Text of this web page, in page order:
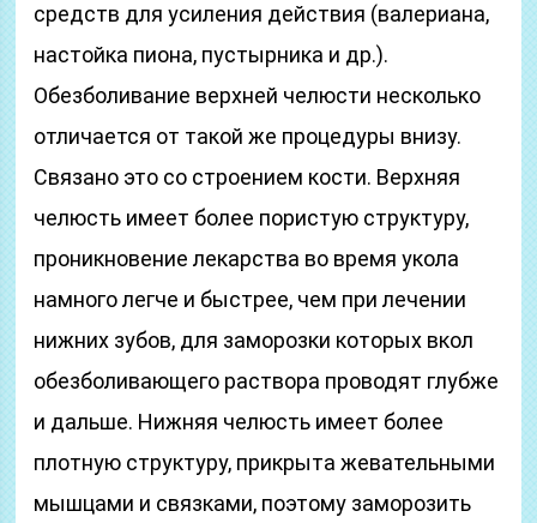
средств для усиления действия (валериана,
настойка пиона, пустырника и др.).
Обезболивание верхней челюсти несколько
отличается от такой же процедуры внизу.
Связано это со строением кости. Верхняя
челюсть имеет более пористую структуру,
проникновение лекарства во время укола
намного легче и быстрее, чем при лечении
нижних зубов, для заморозки которых вкол
обезболивающего раствора проводят глубже
и дальше. Нижняя челюсть имеет более
плотную структуру, прикрыта жевательными
мышцами и связками, поэтому заморозить